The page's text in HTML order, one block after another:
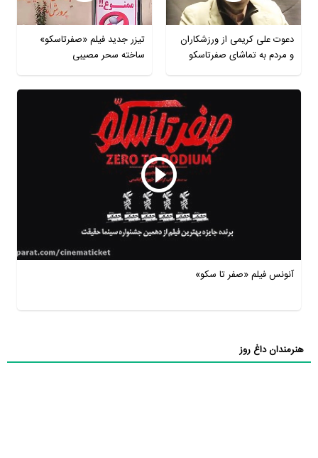
دعوت علی کریمی از ورزشکاران
و مردم به تماشای صفرتاسکو
تیزر جدید فیلم «صفرتاسکو»
ساخته سحر مصیبی
آنونس فیلم «صفر تا سکو»
هنرمندان داغ روز